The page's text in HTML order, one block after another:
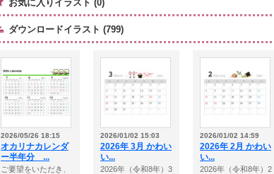
お気に入りイラスト (0)
ダウンロードイラスト (799)
2026/05/26 18:15
オカリナカレンダ
ー半年分 ...
ご要望をいただき、
2026/01/02 15:03
2026年 3月 かわい
い...
2026年（令和8年）3
2026/01/02 14:59
2026年 2月 かわい
い...
2026年（令和8年）2